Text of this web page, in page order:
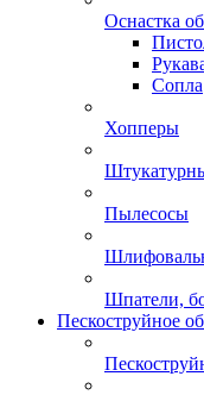
Оснастка
Сопла
Хопперы
Пылесосы
Шпатели,
Пескоструйное